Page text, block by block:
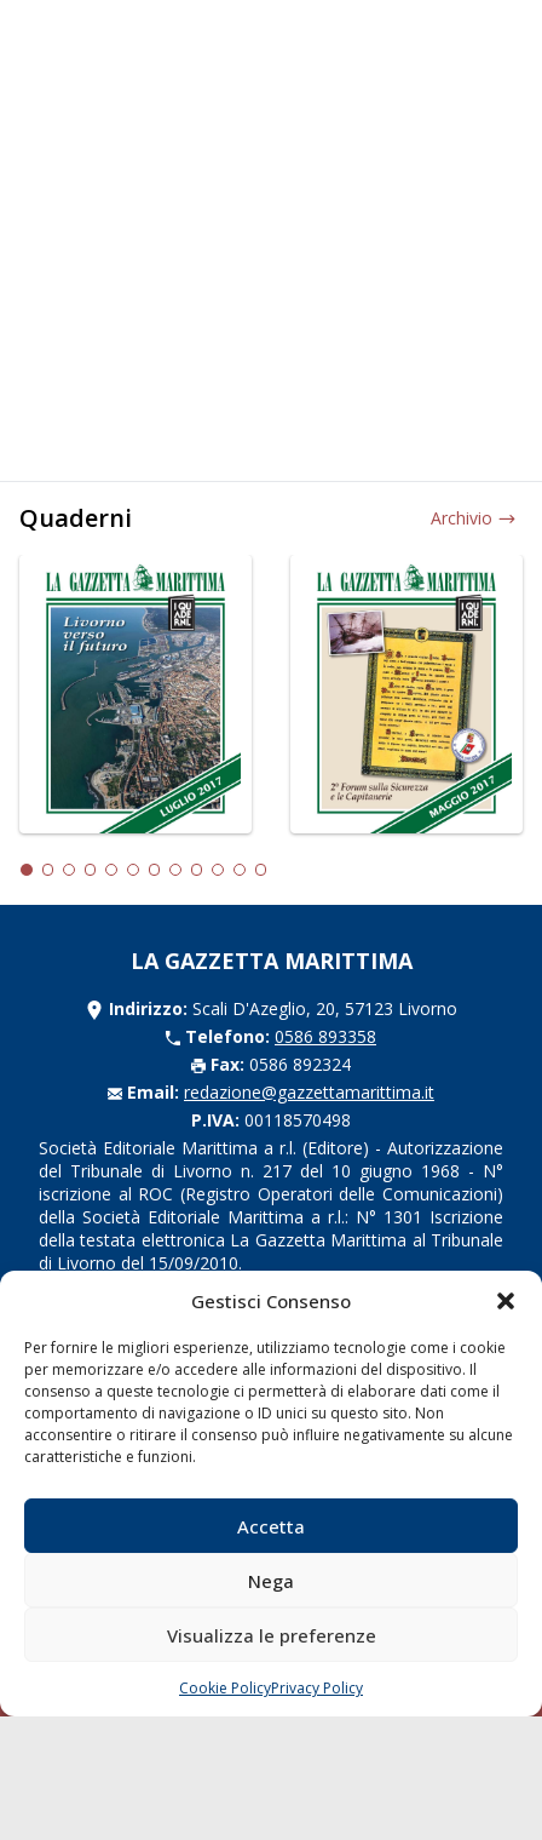
Gestisci Consenso
Per fornire le migliori esperienze, utilizziamo tecnologie come i cookie
per memorizzare e/o accedere alle informazioni del dispositivo. Il
consenso a queste tecnologie ci permetterà di elaborare dati come il
comportamento di navigazione o ID unici su questo sito. Non
acconsentire o ritirare il consenso può influire negativamente su alcune
caratteristiche e funzioni.
Accetta
Nega
Visualizza le preferenze
Cookie PolicyPrivacy Policy
Quaderni Archivio
LA GAZZETTA MARITTIMA
Indirizzo: Scali D'Azeglio, 20, 57123 Livorno
Telefono: 0586 893358
Fax: 0586 892324
Email: redazione@gazzettamarittima.it
P.IVA: 00118570498
Società Editoriale Marittima a r.l. (Editore) - Autorizzazione
del Tribunale di Livorno n. 217 del 10 giugno 1968 - N°
iscrizione al ROC (Registro Operatori delle Comunicazioni)
della Società Editoriale Marittima a r.l.: N° 1301 Iscrizione
della testata elettronica La Gazzetta Marittima al Tribunale
di Livorno del 15/09/2010.
LINK
Shipping
Porti/Interporti
Trasporti
Sostenibilità
Compagnie di Navigazione
Blue economy
Diporto
Contatti
CHIAMA SCRIVI